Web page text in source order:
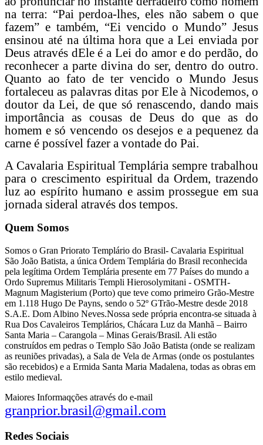
na terra: “Pai perdoa-lhes, eles não sabem o que
fazem” e também, “Ei vencido o Mundo” Jesus
ensinou até na última hora que a Lei enviada por
Deus através dEle é a Lei do amor e do perdão, do
reconhecer a parte divina do ser, dentro do outro.
Quanto ao fato de ter vencido o Mundo Jesus
fortaleceu as palavras ditas por Ele à Nicodemos, o
doutor da Lei, de que só renascendo, dando mais
importância as cousas de Deus do que as do
homem e só vencendo os desejos e a pequenez da
carne é possível fazer a vontade do Pai.
A Cavalaria Espiritual Templária sempre trabalhou
para o crescimento espiritual da Ordem, trazendo
luz ao espírito humano e assim prossegue em sua
jornada sideral através dos tempos.
Quem Somos
Somos o Gran Priorato Templário do Brasil- Cavalaria Espiritual
São João Batista, a única Ordem Templária do Brasil reconhecida
pela legítima Ordem Templária presente em 77 Países do mundo a
Ordo Supremus Militaris Templi Hierosolymitani - OSMTH-
Magnum Magisterium (Porto) que teve como primeiro Grão-Mestre
em 1.118 Hugo De Payns, sendo o 52º GTrão-Mestre desde 2018
S.A.E. Dom Albino Neves.Nossa sede própria encontra-se situada à
Rua Dos Cavaleiros Templários, Chácara Luz da Manhã – Bairro
Santa Maria – Carangola – Minas Gerais/Brasil. Ali estão
construídos em pedras o Templo São João Batista (onde se realizam
as reuniões privadas), a Sala de Vela de Armas (onde os postulantes
são recebidos) e a Ermida Santa Maria Madalena, todas as obras em
estilo medieval.
Maiores Informaqções através do e-mail
granprior.brasil@gmail.com
Redes Sociais